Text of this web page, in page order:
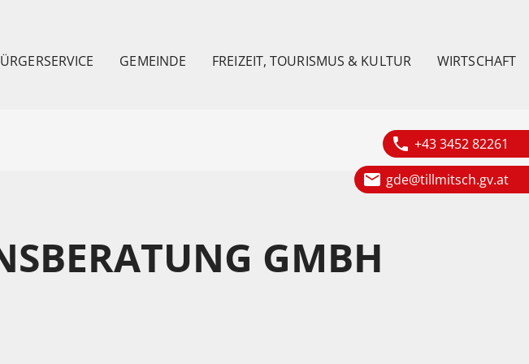
GEMEINDE FREIZEIT, TOURISMUS & KULTUR WIRTSCHAFT
phone +43 3452 82261
email gde@tillmitsch.gv.at
GMBH